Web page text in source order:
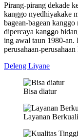
Pirang-pirang dekade
kanggo nyedhiyakake
bagean-bagean
dipercaya kanggo
ing awal taun 1980-an.
perusahaan-
Deleng Liyane
Bisa diatur
Layanan